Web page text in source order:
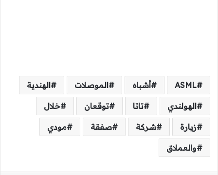
ASML أشباه الموصلات الهندية
الهولندي تاتا توقعان خلال
زيارة شركة صفقة مودي
والعملاق